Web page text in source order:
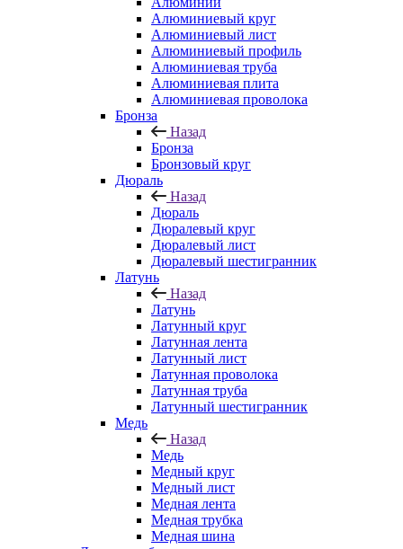
Алюминиевый круг
Алюминиевый лист
Алюминиевый профиль
Алюминиевая труба
Алюминиевая плита
Алюминиевая проволока
Бронза
Назад
Бронза
Бронзовый круг
Дюраль
Назад
Дюраль
Дюралевый круг
Дюралевый лист
Дюралевый шестигранник
Латунь
Назад
Латунь
Латунный круг
Латунная лента
Латунный лист
Латунная проволока
Латунная труба
Латунный шестигранник
Медь
Назад
Медь
Медный круг
Медный лист
Медная лента
Медная трубка
Медная шина